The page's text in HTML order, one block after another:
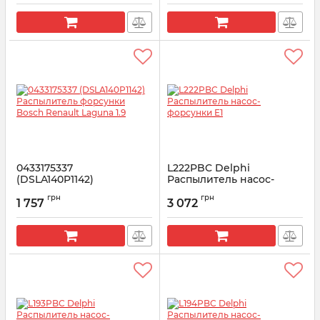
Артикул: H105017283 Артикул: 0433175431
0433175337
(DSLA140P1142)
Bosсh Renault Laguna 1.9
Артикул: 0433175337
1 757 грн
L222PBC Delphi
Распылитель насос-
Артикул:
3 072 грн